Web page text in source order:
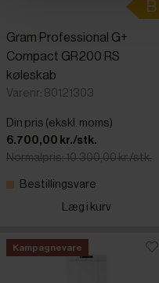
Gram Professional G+
Compact GR200 RS
køleskab
Varenr: 80121303
Din pris (ekskl. moms)
6.700,00 kr./stk.
Normalpris: 10.300,00 kr./stk.
Bestillingsvare
Læg i kurv
Kampagnevare